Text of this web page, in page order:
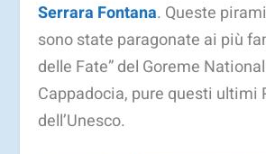
Serrara Fontana. Queste
sono state paragonate ai più
delle Fate” del Goreme
Cappadocia, pure questi ultimi
dell’Unesco.